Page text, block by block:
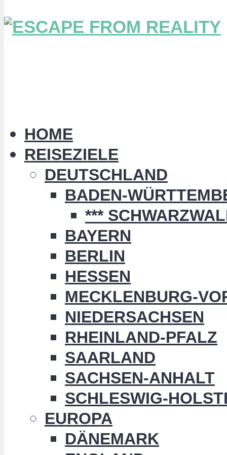
HOME
REISEZIELE
DEUTSCHLAND
BADEN-
***
BAYERN
BERLIN
HESSEN
MECKLENBURG-
NIEDERSACHSEN
RHEINLAND-PFALZ
SAARLAND
SACHSEN-ANHALT
SCHLESWIG-
EUROPA
DÄNEMARK